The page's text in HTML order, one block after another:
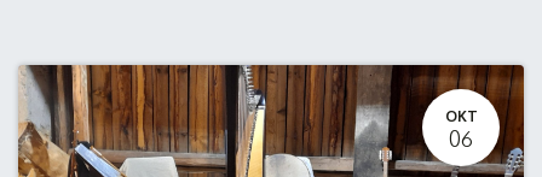
OKT
06